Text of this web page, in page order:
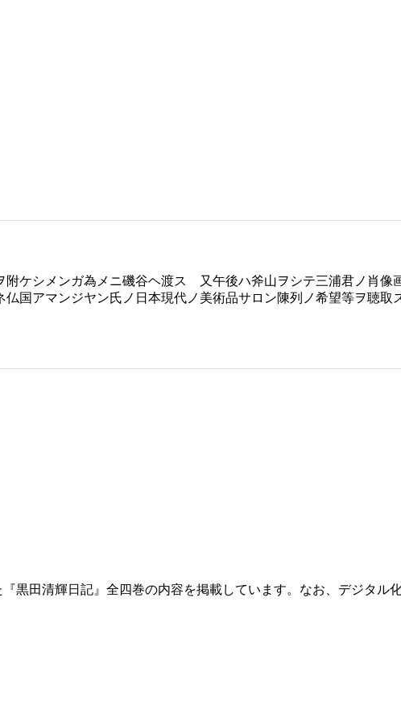
附ケシメンガ為メニ磯谷ヘ渡ス 又午後ハ斧山ヲシテ三浦君ノ肖
国アマンジヤン氏ノ日本現代ノ美術品サロン陳列ノ希望等ヲ聴取
『黒田清輝日記』全四巻の内容を掲載しています。なお、デジタル